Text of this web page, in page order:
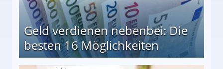
Geld verdienen nebenbei: Die
besten 16 Möglichkeiten